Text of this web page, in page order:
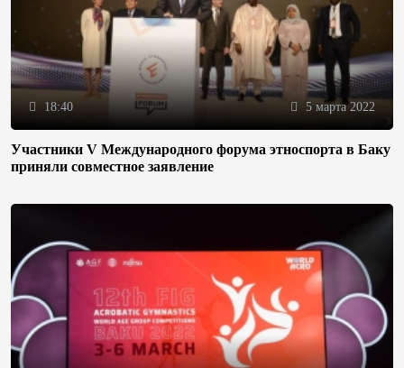
18:40 5 марта 2022
Участники V Международного форума этноспорта в Баку
приняли совместное заявление